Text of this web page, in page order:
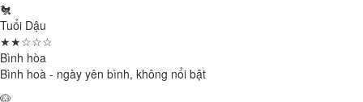
🐔
Tuổi Dậu
★★☆☆☆
Bình hòa
Bình hoà - ngày yên bình, không nổi bật
🐶